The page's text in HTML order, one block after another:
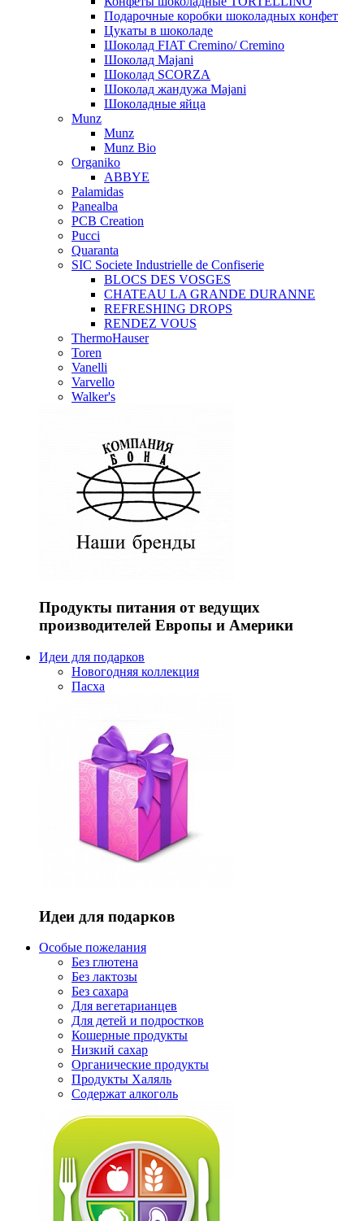
Подарочные коробки шоколадных конфет
Цукаты в шоколаде
Шоколад FIAT Cremino/ Cremino
Шоколад Majani
Шоколад SCORZA
Шоколад жандужа Majani
Шоколадные яйца
Munz
Munz
Munz Bio
Organiko
ABBYE
Palamidas
Panealba
PCB Creation
Pucci
Quaranta
SIC Societe Industrielle de Confiserie
BLOCS DES VOSGES
CHATEAU LA GRANDE DURANNE
REFRESHING DROPS
RENDEZ VOUS
ThermoHauser
Toren
Vanelli
Varvello
Walker's
Продукты питания от ведущих
производителей Европы и Америки
Идеи для подарков
Новогодняя коллекция
Пасха
Идеи для подарков
Особые пожелания
Без глютена
Без лактозы
Без сахара
Для вегетарианцев
Для детей и подростков
Кошерные продукты
Низкий сахар
Органические продукты
Продукты Халяль
Содержат алкоголь